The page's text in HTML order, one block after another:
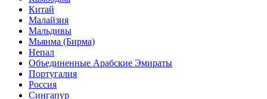
Китай
Малайзия
Мальдивы
Мьянма (Бирма)
Непал
Объединенные Арабские Эмираты
Португалия
Россия
Сингапур